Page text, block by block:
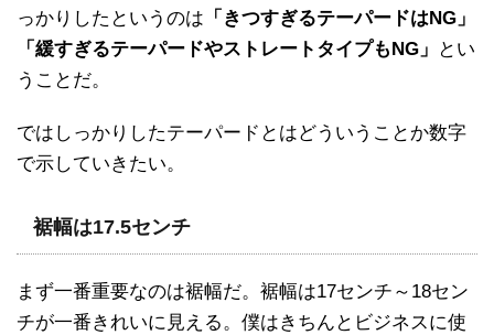
っかりしたというのは 「きつすぎるテーパードはNG」
「緩すぎるテーパードやストレートタイプもNG」
とい
うことだ。
ではしっかりしたテーパードとはどういうことか数字
で示していきたい。
裾幅は17.5センチ
まず一番重要なのは裾幅だ。裾幅は17センチ～18セン
チが一番きれいに見える。僕はきちんとビジネスに使